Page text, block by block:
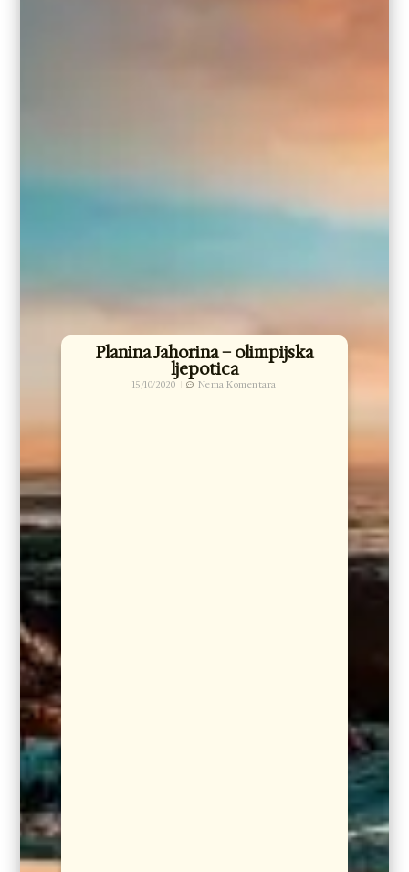
Planina Jahorina – olimpijska
ljepotica
15/10/2020 Nema Komentara